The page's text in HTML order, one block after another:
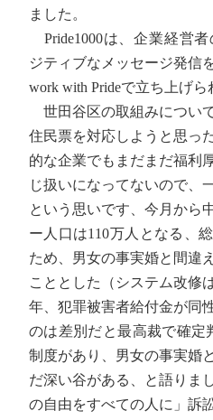
ました。
Pride1000は、企業経営
ジティブなメッセージ発信
work with Prideで立ち上げら
世田谷区の取組みについ
住民票を対応しようと思っ
的な企業でもまだまだ福利
じ扱いになってないので、
という思いです、今月から
ー人口は110万人となる、
ため、男女の事実婚と間違
こととした（システム改修
年、犯罪被害者給付金が同
のは差別だと最高裁で確定
制度があり、男女の事実婚
だ深い谷がある、と語りま
の自由をすべての人に」訴